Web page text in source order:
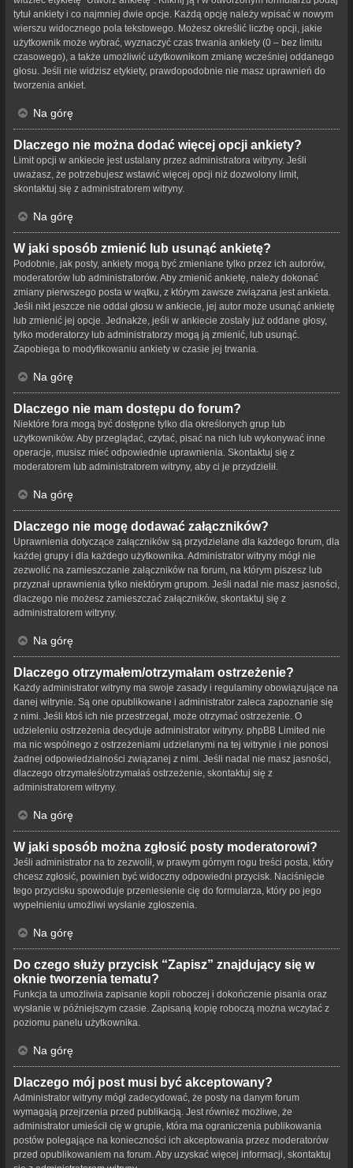
tytuł ankiety i co najmniej dwie opcje. Każdą opcję należy wpisać w nowym
wierszu widocznego pola tekstowego. Możesz określić liczbę opcji, jakie
użytkownik może wybrać, wyznaczyć czas trwania ankiety (0 – bez limitu
czasowego), a także umożliwić użytkownikom zmianę wcześniej oddanego
głosu. Jeśli nie widzisz etykiety, prawdopodobnie nie masz uprawnień do
tworzenia ankiet.
Na górę
Dlaczego nie można dodać więcej opcji ankiety?
Limit opcji w ankiecie jest ustalany przez administratora witryny. Jeśli
uważasz, że potrzebujesz wstawić więcej opcji niż dozwolony limit,
skontaktuj się z administratorem witryny.
Na górę
W jaki sposób zmienić lub usunąć ankietę?
Podobnie, jak posty, ankiety mogą być zmieniane tylko przez ich autorów,
moderatorów lub administratorów. Aby zmienić ankietę, należy dokonać
zmiany pierwszego posta w wątku, z którym zawsze związana jest ankieta.
Jeśli nikt jeszcze nie oddał głosu w ankiecie, jej autor może usunąć ankietę
lub zmienić jej opcje. Jednakże, jeśli w ankiecie zostały już oddane głosy,
tylko moderatorzy lub administratorzy mogą ją zmienić, lub usunąć.
Zapobiega to modyfikowaniu ankiety w czasie jej trwania.
Na górę
Dlaczego nie mam dostępu do forum?
Niektóre fora mogą być dostępne tylko dla określonych grup lub
użytkowników. Aby przeglądać, czytać, pisać na nich lub wykonywać inne
operacje, musisz mieć odpowiednie uprawnienia. Skontaktuj się z
moderatorem lub administratorem witryny, aby ci je przydzielił.
Na górę
Dlaczego nie mogę dodawać załączników?
Uprawnienia dotyczące załączników są przydzielane dla każdego forum, dla
każdej grupy i dla każdego użytkownika. Administrator witryny mógł nie
zezwolić na zamieszczanie załączników na forum, na którym piszesz lub
przyznał uprawnienia tylko niektórym grupom. Jeśli nadal nie masz jasności,
dlaczego nie możesz zamieszczać załączników, skontaktuj się z
administratorem witryny.
Na górę
Dlaczego otrzymałem/otrzymałam ostrzeżenie?
Każdy administrator witryny ma swoje zasady i regulaminy obowiązujące na
danej witrynie. Są one opublikowane i administrator zaleca zapoznanie się
z nimi. Jeśli ktoś ich nie przestrzegał, może otrzymać ostrzeżenie. O
udzieleniu ostrzeżenia decyduje administrator witryny. phpBB Limited nie
ma nic wspólnego z ostrzeżeniami udzielanymi na tej witrynie i nie ponosi
żadnej odpowiedzialności związanej z nimi. Jeśli nadal nie masz jasności,
dlaczego otrzymałeś/otrzymałaś ostrzeżenie, skontaktuj się z
administratorem witryny.
Na górę
W jaki sposób można zgłosić posty moderatorowi?
Jeśli administrator na to zezwolił, w prawym górnym rogu treści posta, który
chcesz zgłosić, powinien być widoczny odpowiedni przycisk. Naciśnięcie
tego przycisku spowoduje przeniesienie cię do formularza, który po jego
wypełnieniu umożliwi wysłanie zgłoszenia.
Na górę
Do czego służy przycisk “Zapisz” znajdujący się w
oknie tworzenia tematu?
Funkcja ta umożliwia zapisanie kopii roboczej i dokończenie pisania oraz
wysłanie w późniejszym czasie. Zapisaną kopię roboczą można wczytać z
poziomu panelu użytkownika.
Na górę
Dlaczego mój post musi być akceptowany?
Administrator witryny mógł zadecydować, że posty na danym forum
wymagają przejrzenia przed publikacją. Jest również możliwe, że
administrator umieścił cię w grupie, która ma ograniczenia publikowania
postów polegające na konieczności ich akceptowania przez moderatorów
przed opublikowaniem na forum. Aby uzyskać więcej informacji, skontaktuj